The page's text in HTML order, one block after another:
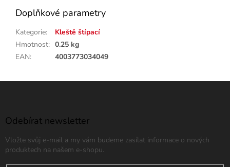
Doplňkové parametry
Kategorie:
Kleště štípací
Hmotnost: 0.25 kg
EAN: 4003773034049
Odebírat newsletter
Vložte svůj e-mail a my vám budeme zasílat informace o nových
produktech na našem e-shopu.